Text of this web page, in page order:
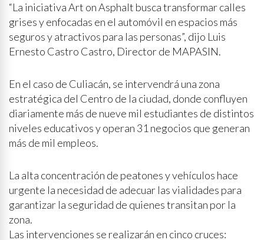
“La iniciativa Art on Asphalt busca transformar calles
grises y enfocadas en el automóvil en espacios más
seguros y atractivos para las personas”, dijo Luis
Ernesto Castro Castro, Director de MAPASIN.
En el caso de Culiacán, se intervendrá una zona
estratégica del Centro de la ciudad, donde confluyen
diariamente más de nueve mil estudiantes de distintos
niveles educativos y operan 31 negocios que generan
más de mil empleos.
La alta concentración de peatones y vehículos hace
urgente la necesidad de adecuar las vialidades para
garantizar la seguridad de quienes transitan por la
zona.
Las intervenciones se realizarán en cinco cruces: